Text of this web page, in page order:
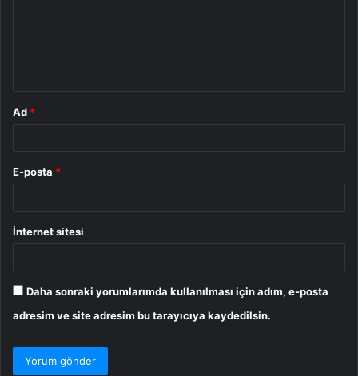
Ad *
E-posta *
İnternet sitesi
Daha sonraki yorumlarımda kullanılması için adım, e-posta
adresim ve site adresim bu tarayıcıya kaydedilsin.